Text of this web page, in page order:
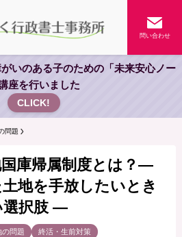
問い合わせ
いのある子のための「未来安心ノー
座を行いました
CLICK!
問題
庫帰属制度とは？―
地を手放したいとき
選択肢 ―
の問題 終活・生前対策